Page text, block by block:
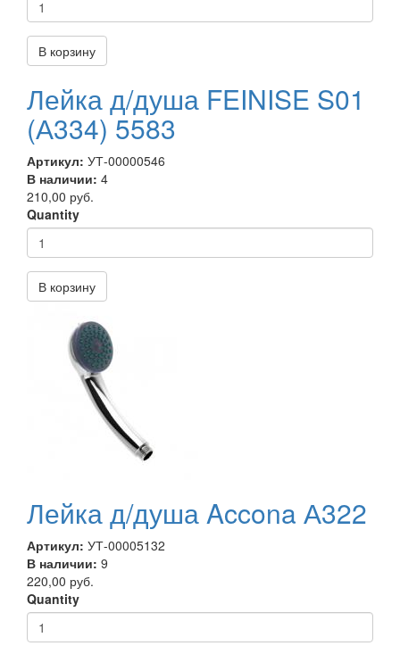
В корзину
Лейка д/душа FEINISE S01
(А334) 5583
Артикул: УТ-00000546
В наличии: 4
210,00 руб.
Quantity
В корзину
Лейка д/душа Accona А322
Артикул: УТ-00005132
В наличии: 9
220,00 руб.
Quantity